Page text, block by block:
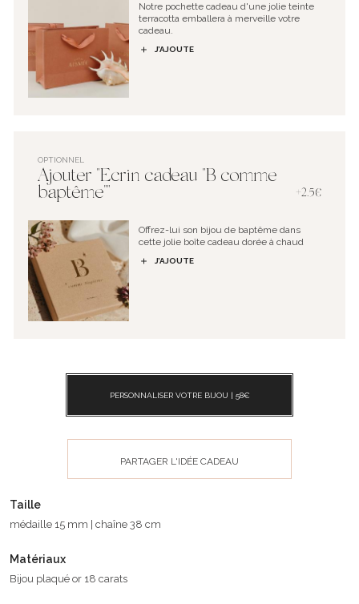
Notre pochette cadeau d'une jolie teinte
terracotta emballera à merveille votre
cadeau.
J’AJOUTE
OPTIONNEL
Ajouter "Ecrin cadeau "B comme
baptême""
+2.5€
Offrez-lui son bijou de baptême dans
cette jolie boîte cadeau dorée à chaud
J’AJOUTE
PERSONNALISER VOTRE BIJOU | 58€
PARTAGER L'IDÉE CADEAU
Taille
médaille 15 mm | chaîne 38 cm
Matériaux
Bijou plaqué or 18 carats